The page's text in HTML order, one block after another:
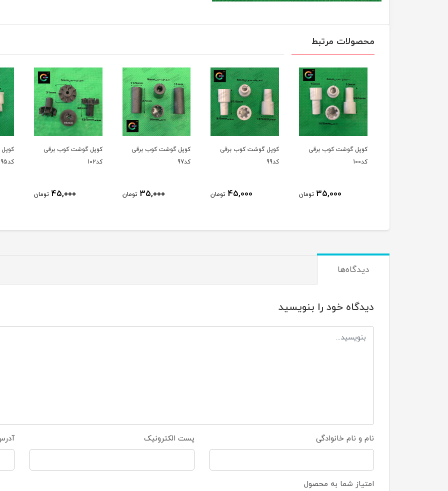
محصولات مرتبط
کوپل گوشت کوب برقی
35,000 تومان
کوپل گوشت کوب برقی
45,000 تومان
کوپل گوشت کوب برقی
35,000 تومان
کوپل گوشت کوب برقی
45,000 تومان
کوپل
دیدگاه‌ها
دیدگاه خود را بنویسید
نام و نام خانوادگی پست الکترونیک
امتیاز شما به محصول